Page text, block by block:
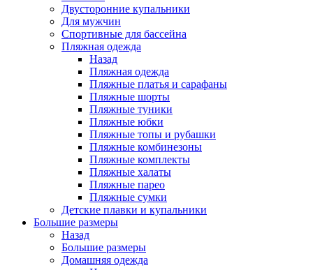
Двусторонние купальники
Для мужчин
Спортивные для бассейна
Пляжная одежда
Назад
Пляжная одежда
Пляжные платья и сарафаны
Пляжные шорты
Пляжные туники
Пляжные юбки
Пляжные топы и рубашки
Пляжные комбинезоны
Пляжные комплекты
Пляжные халаты
Пляжные парео
Пляжные сумки
Детские плавки и купальники
Большие размеры
Назад
Большие размеры
Домашняя одежда